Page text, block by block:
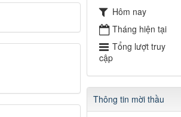
Hôm nay
Tháng hiện tại
Tổng lượt truy
cập
Thông tin mời thầu